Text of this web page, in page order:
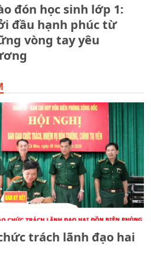
đón học sinh lớp 1:
đầu hạnh phúc từ
vòng tay yêu
trách lãnh đạo hai